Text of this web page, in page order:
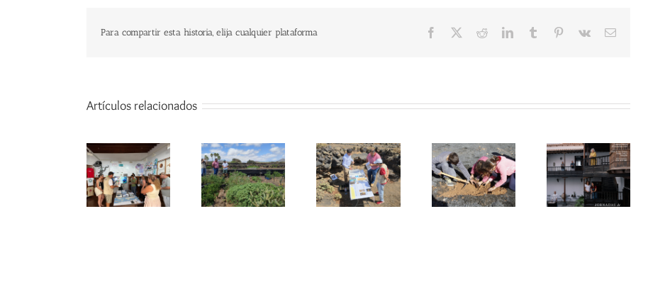
Para compartir esta historia, elija cualquier plataforma Facebook RedditLinkedInTumblr Pinterest
Vk
Correo
Artículos relacionados